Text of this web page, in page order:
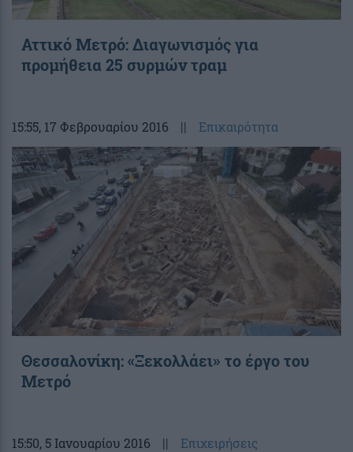
Αττικό Μετρό: Διαγωνισμός για
προμήθεια 25 συρμών τραμ
15:55, 17 Φεβρουαρίου 2016 || Επικαιρότητα
Θεσσαλονίκη: «Ξεκολλάει» το έργο του
Μετρό
15:50, 5 Ιανουαρίου 2016 || Επιχειρήσεις